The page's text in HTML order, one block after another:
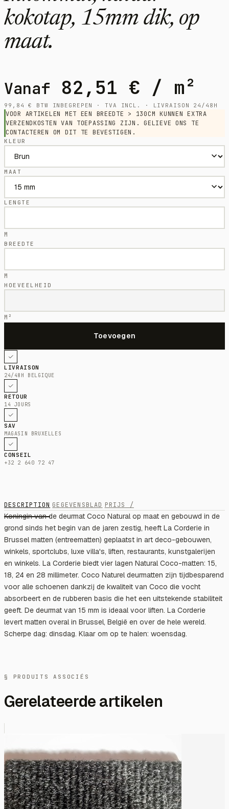
kokotap, 15mm dik, op
maat.
Vanaf 82,51 € / m²
99,84€ BTW INBEGREPEN · TVA INCL. · LIVRAISON 24/48H
VOOR ARTIKELEN MET EEN BREEDTE > 130CM KUNNEN EXTRA
VERZENDKOSTEN VAN TOEPASSING ZIJN. GELIEVE ONS TE
CONTACTEREN OM DIT TE BEVESTIGEN.
KLEUR
MAAT
LENGTE
M
BREEDTE
M
HOEVEELHEID
M²
LIVRAISON
24/48H BELGIQUE
RETOUR
14 JOURS
SAV
MAGASIN BRUXELLES
CONSEIL
+32 2 640 72 47
DESCRIPTION GEGEVENSBLAD PRIJS /
Koningin van de deurmat Coco Natural op maat en gebouwd in de
grond sinds het begin van de jaren zestig, heeft La Corderie in
Brussel matten (entreematten) geplaatst in art deco-gebouwen,
winkels, sportclubs, luxe villa's, liften, restaurants, kunstgalerijen
en winkels. La Corderie biedt vier lagen Natural Coco-matten: 15,
18, 24 en 28 millimeter. Coco Naturel deurmatten zijn tijdbesparend
voor alle schoenen dankzij de kwaliteit van Coco die vocht
absorbeert en de rubberen basis die het een uitstekende stabiliteit
geeft. De deurmat van 15 mm is ideaal voor liften. La Corderie
levert matten overal in Brussel, België en over de hele wereld.
Scherpe dag: dinsdag. Klaar om op te halen: woensdag.
§ PRODUITS ASSOCIÉS
Gerelateerde artikelen